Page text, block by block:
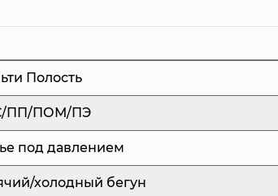
каждая деталь
оптимизированной
контролируя поток
Полость
ПП/ПОМ/ПЭ
под давлением
холодный бегун